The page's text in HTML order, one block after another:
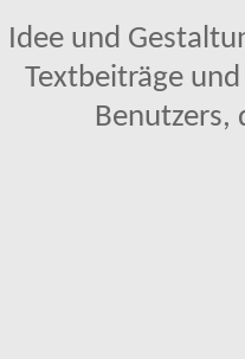
Idee und
Textbeiträge
Benutzers,